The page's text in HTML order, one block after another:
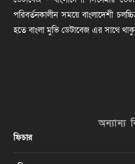
পরিবর্তনকালীন সময়ে বাংলাদেশী
হতে বাংলা মুভি ডেটাবেজ এর সাথে
অন্যান্য
ফিচার